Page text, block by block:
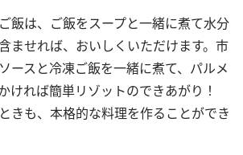
飯は、ご飯をスープと一緒に煮て水分
ませれば、おいしくいただけます。市
ースと冷凍ご飯を一緒に煮て、パルメ
ければ簡単リゾットのできあがり！
きも、本格的な料理を作ることができ